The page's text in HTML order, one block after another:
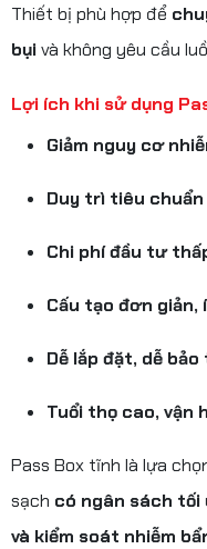
Thiết bị phù hợp để
bụivà không yêu cầu
Lợi ích khi sử dụng
Giảm nguy cơ
Duy trì tiêu
Chi phí đầu tư
Cấu tạo đơn giản,
Dễ lắp đặt, dễ
Tuổi thọ cao, vận
Pass Box tĩnh là lựa
sạch có ngân sách tối
và kiểm soát nhiễm